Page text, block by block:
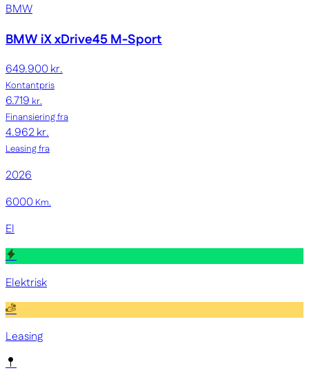
BMW
BMW iXxDrive45 M-Sport
649.900 kr.
Kontantpris
6.719kr.
Finansiering fra
4.962 kr.
Leasing fra
2026
6000Km.
El
Elektrisk
Leasing